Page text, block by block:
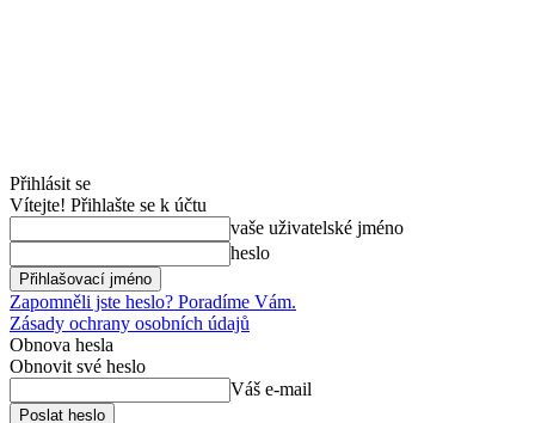
Přihlásit se
Vítejte! Přihlašte se k účtu
vaše uživatelské jméno
heslo
Zapomněli jste heslo? Poradíme Vám.
Zásady ochrany osobních údajů
Obnova hesla
Obnovit své heslo
Váš e-mail